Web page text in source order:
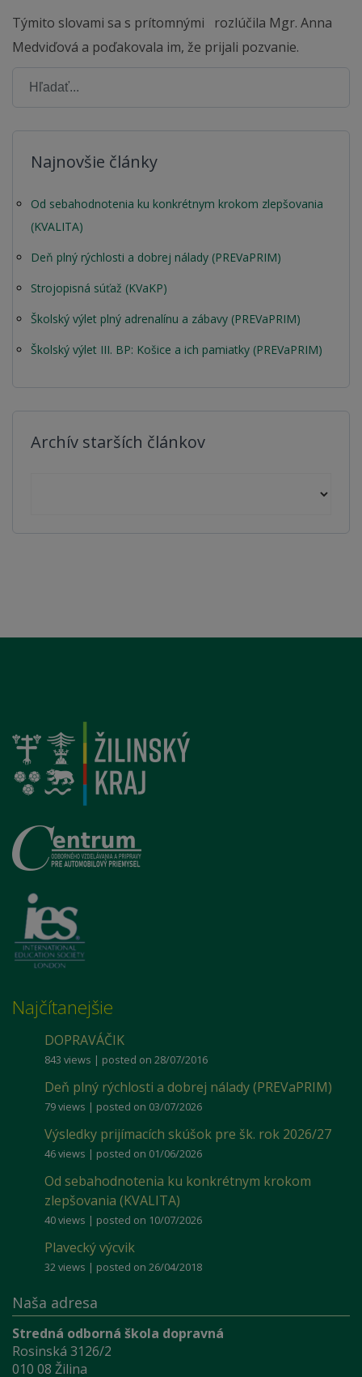
Týmito slovami sa s prítomnými rozlúčila Mgr. Anna
Medviďová a poďakovala im, že prijali pozvanie.
Najnovšie články
Od sebahodnotenia ku konkrétnym krokom zlepšovania
(KVALITA)
Deň plný rýchlosti a dobrej nálady (PREVaPRIM)
Strojopisná súťaž (KVaKP)
Školský výlet plný adrenalínu a zábavy (PREVaPRIM)
Školský výlet III. BP: Košice a ich pamiatky (PREVaPRIM)
Archív starších článkov
Najčítanejšie
DOPRAVÁČIK
843 views | posted on 28/07/2016
Deň plný rýchlosti a dobrej nálady (PREVaPRIM)
79 views | posted on 03/07/2026
Výsledky prijímacích skúšok pre šk. rok 2026/27
46 views | posted on 01/06/2026
Od sebahodnotenia ku konkrétnym krokom
zlepšovania (KVALITA)
40 views | posted on 10/07/2026
Plavecký výcvik
32 views | posted on 26/04/2018
Naša adresa
Stredná odborná škola dopravná
Rosinská 3126/2
010 08 Žilina